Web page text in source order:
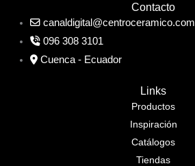
Contacto
canaldigital@centroceramico.com
096 308 3101
Cuenca - Ecuador
Links
Productos
Inspiración
Catálogos
Tiendas